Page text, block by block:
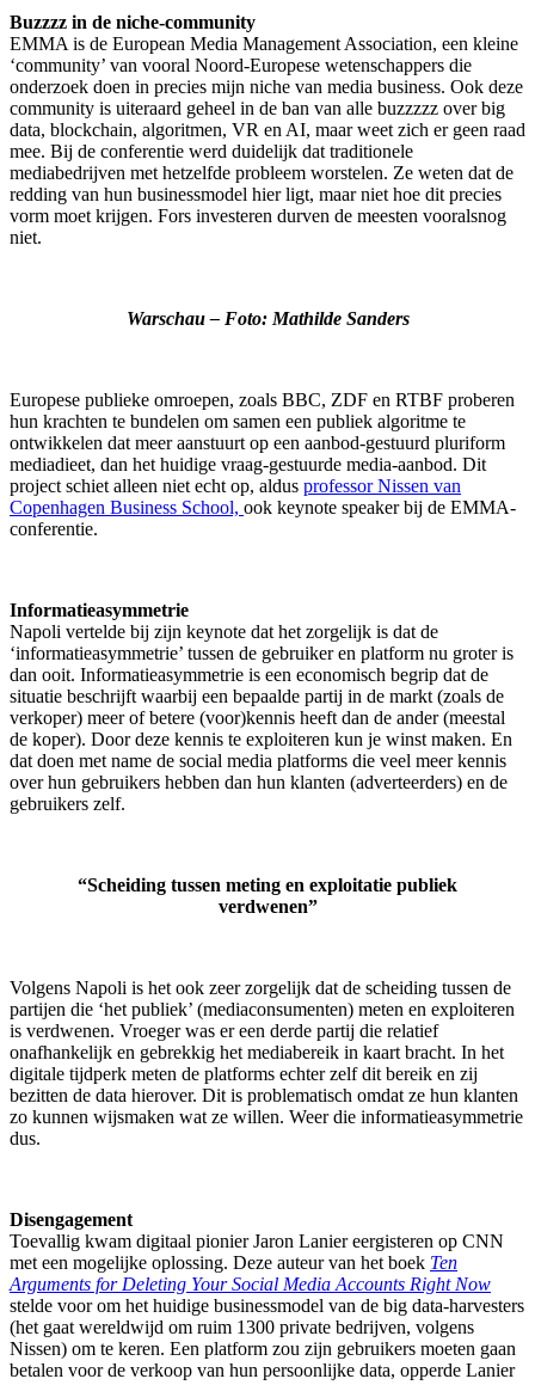
Buzzzz in de niche-community
EMMA is de European Media Management Association, een kleine
‘community’ van vooral Noord-Europese wetenschappers die
onderzoek doen in precies mijn niche van media business. Ook deze
community is uiteraard geheel in de ban van alle buzzzzz over big
data, blockchain, algoritmen, VR en AI, maar weet zich er geen raad
mee. Bij de conferentie werd duidelijk dat traditionele
mediabedrijven met hetzelfde probleem worstelen. Ze weten dat de
redding van hun businessmodel hier ligt, maar niet hoe dit precies
vorm moet krijgen. Fors investeren durven de meesten vooralsnog
niet.
Warschau – Foto: Mathilde Sanders
Europese publieke omroepen, zoals BBC, ZDF en RTBF proberen
hun krachten te bundelen om samen een publiek algoritme te
ontwikkelen dat meer aanstuurt op een aanbod-gestuurd pluriform
mediadieet, dan het huidige vraag-gestuurde media-aanbod. Dit
project schiet alleen niet echt op, aldus professor Nissen van
Copenhagen Business School, ook keynote speaker bij de EMMA-
conferentie.
Informatieasymmetrie
Napoli vertelde bij zijn keynote dat het zorgelijk is dat de
‘informatieasymmetrie’ tussen de gebruiker en platform nu groter is
dan ooit. Informatieasymmetrie is een economisch begrip dat de
situatie beschrijft waarbij een bepaalde partij in de markt (zoals de
verkoper) meer of betere (voor)kennis heeft dan de ander (meestal
de koper). Door deze kennis te exploiteren kun je winst maken. En
dat doen met name de social media platforms die veel meer kennis
over hun gebruikers hebben dan hun klanten (adverteerders) en de
gebruikers zelf.
“Scheiding tussen meting en exploitatie publiek
verdwenen”
Volgens Napoli is het ook zeer zorgelijk dat de scheiding tussen de
partijen die ‘het publiek’ (mediaconsumenten) meten en exploiteren
is verdwenen. Vroeger was er een derde partij die relatief
onafhankelijk en gebrekkig het mediabereik in kaart bracht. In het
digitale tijdperk meten de platforms echter zelf dit bereik en zij
bezitten de data hierover. Dit is problematisch omdat ze hun klanten
zo kunnen wijsmaken wat ze willen. Weer die informatieasymmetrie
dus.
Disengagement
Toevallig kwam digitaal pionier Jaron Lanier eergisteren op CNN
met een mogelijke oplossing. Deze auteur van het boek Ten
Arguments for Deleting Your Social Media Accounts Right Now
stelde voor om het huidige businessmodel van de big data-harvesters
(het gaat wereldwijd om ruim 1300 private bedrijven, volgens
Nissen) om te keren. Een platform zou zijn gebruikers moeten gaan
betalen voor de verkoop van hun persoonlijke data, opperde Lanier